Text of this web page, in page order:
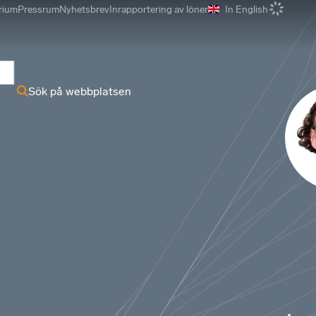
PressrumNyhetsbrevInrapportering av löner In English
Sök på webbplatsen